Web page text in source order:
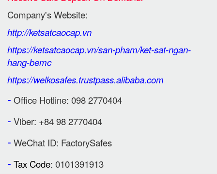
Company's Website:
http://ketsatcaocap.vn
https://ketsatcaocap.vn/san-pham/ket-sat-ngan-
hang-bemc
https://welkosafes.trustpass.alibaba.com
- Office Hotline: 098 2770404
- Viber: +84 98 2770404
- WeChat ID: FactorySafes
- Tax Code: 0101391913